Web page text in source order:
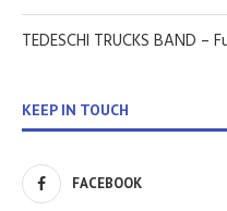
TEDESCHI TRUCKS BAND
KEEP IN TOUCH
FACEBOOK